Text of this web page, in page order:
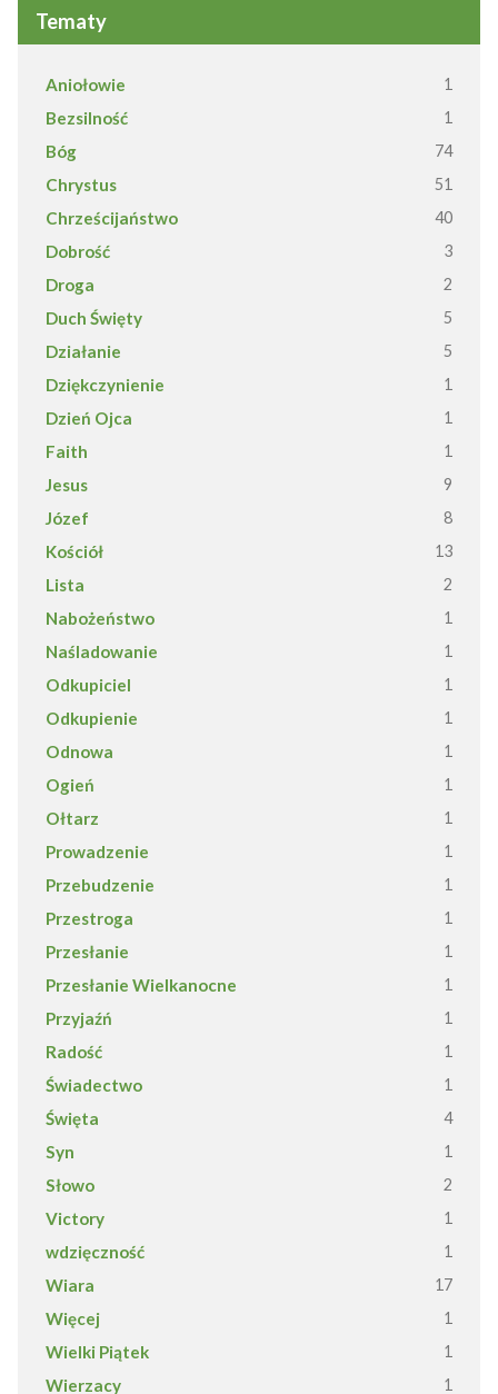
Tematy
Aniołowie 1
Bezsilność 1
Bóg 74
Chrystus 51
Chrześcijaństwo 40
Dobrość 3
Droga 2
Duch Święty 5
Działanie 5
Dziękczynienie 1
Dzień Ojca 1
Faith 1
Jesus 9
Józef 8
Kościół 13
Lista 2
Nabożeństwo 1
Naśladowanie 1
Odkupiciel 1
Odkupienie 1
Odnowa 1
Ogień 1
Ołtarz 1
Prowadzenie 1
Przebudzenie 1
Przestroga 1
Przesłanie 1
Przesłanie Wielkanocne 1
Przyjaźń 1
Radość 1
Świadectwo 1
Święta 4
Syn 1
Słowo 2
Victory 1
wdzięczność 1
Wiara 17
Więcej 1
Wielki Piątek 1
Wierzacy 1